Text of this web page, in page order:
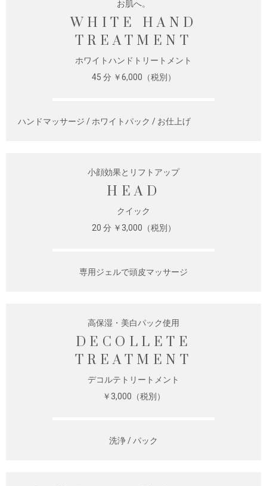
お肌へ。
WHITE HAND
TREATMENT
ホワイトハンドトリートメント
45 分 ￥6,000（税別）
ハンドマッサージ / ホワイトパック / お仕上げ
小顔効果とリフトアップ
HEAD
クイック
20 分 ￥3,000（税別）
専用ジェルで頭皮マッサージ
高保湿・美白パック使用
DECOLLETE
TREATMENT
デコルテトリートメント
￥3,000（税別）
洗浄 / パック